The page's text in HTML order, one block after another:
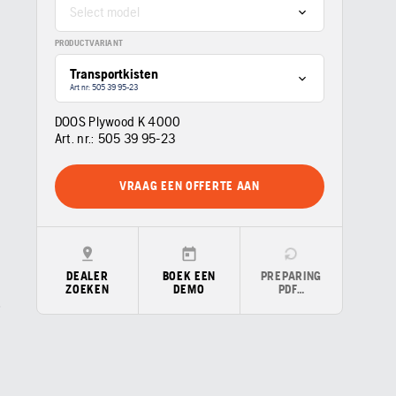
Select model
PRODUCTVARIANT
Transportkisten
Art nr: 505 39 95‑23
DOOS Plywood K 4000
Art. nr.: 505 39 95‑23
VRAAG EEN OFFERTE AAN
DEALER
ZOEKEN
BOEK EEN
DEMO
PREPARING
PDF…